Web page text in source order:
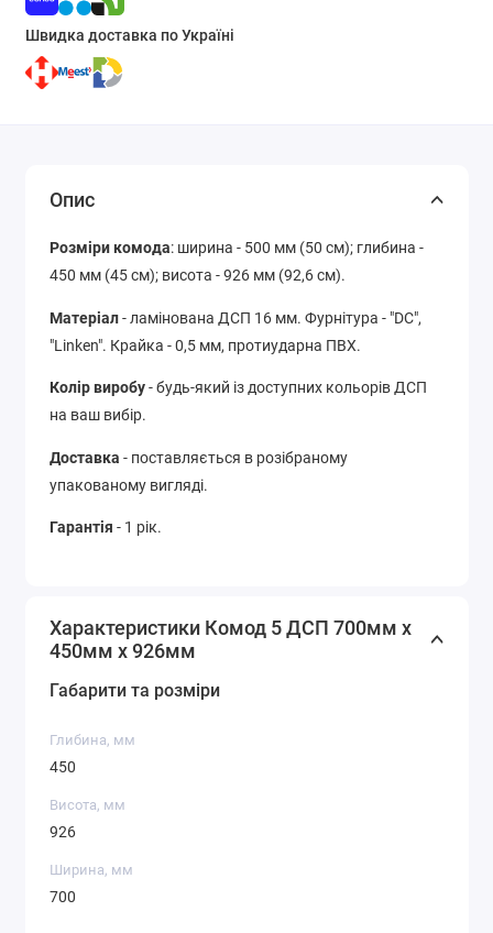
Швидка доставка по Україні
Опис
Розміри комода: ширина - 500 мм (50 см); глибина -
450 мм (45 см); висота - 926 мм (92,6 см).
Матеріал- ламінована ДСП 16 мм. Фурнітура - "DC",
"Linken". Крайка - 0,5 мм, протиударна ПВХ.
Колір виробу- будь-який із доступних кольорів ДСП
на ваш вибір.
Доставка - поставляється в розібраному
упакованому вигляді.
Гарантія - 1 рік.
Характеристики Комод 5 ДСП 700мм x
450мм x 926мм
Габарити та розміри
Глибина, мм
450
Висота, мм
926
Ширина, мм
700